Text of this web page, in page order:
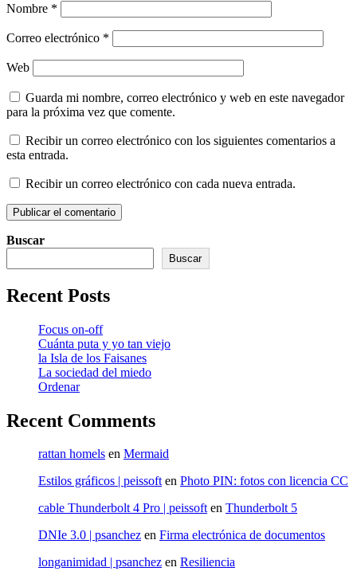
Nombre *
Correo electrónico *
Web
Guarda mi nombre, correo electrónico y web en este navegador
para la próxima vez que comente.
Recibir un correo electrónico con los siguientes comentarios a
esta entrada.
Recibir un correo electrónico con cada nueva entrada.
Buscar
Buscar
Recent Posts
Focus on-off
Cuánta puta y yo tan viejo
la Isla de los Faisanes
La sociedad del miedo
Ordenar
Recent Comments
rattan homels en Mermaid
Estilos gráficos | peissoften Photo PIN: fotos con licencia CC
cable Thunderbolt 4 Pro | peissoften Thunderbolt 5
DNIe 3.0 | psanchez en Firma electrónica de documentos
longanimidad | psanchez en Resiliencia